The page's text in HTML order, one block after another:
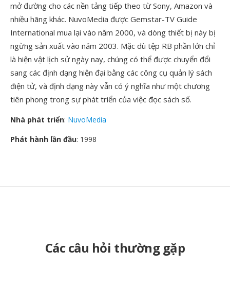
mở đường cho các nền tảng tiếp theo từ Sony, Amazon và
nhiều hãng khác. NuvoMedia được Gemstar-TV Guide
International mua lại vào năm 2000, và dòng thiết bị này bị
ngừng sản xuất vào năm 2003. Mặc dù tệp RB phần lớn chỉ
là hiện vật lịch sử ngày nay, chúng có thể được chuyển đổi
sang các định dạng hiện đại bằng các công cụ quản lý sách
điện tử, và định dạng này vẫn có ý nghĩa như một chương
tiên phong trong sự phát triển của việc đọc sách số.
Nhà phát triển: NuvoMedia
Phát hành lần đầu: 1998
Các câu hỏi thường gặp